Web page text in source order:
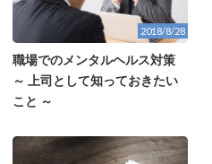
2018/8/28
職場でのメンタルヘルス対策
～ 上司として知っておきたい
こと ～